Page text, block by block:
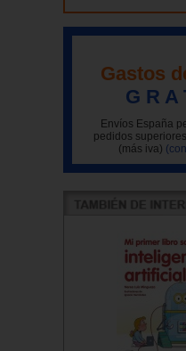
Gastos
G R A
Envíos España
pedidos
(más iva)